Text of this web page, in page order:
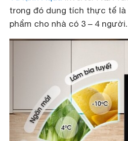
trong đó dung tích thực tế
phẩm cho nhà có 3 – 4 người.